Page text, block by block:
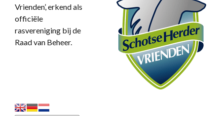
Vrienden’, erkend als
officiële
rasvereniging bij de
Raad van Beheer.